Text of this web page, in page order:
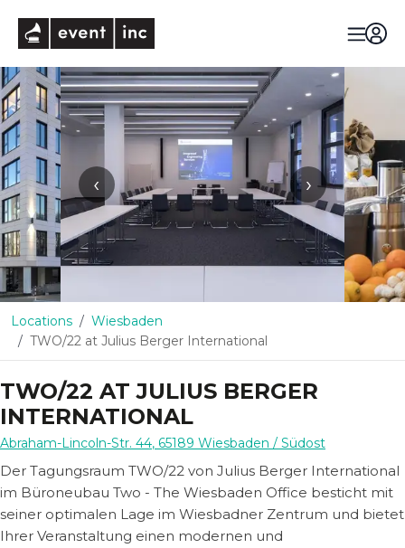
‹ ›
Locations
Wiesbaden
TWO/22 at Julius Berger International
TWO/22 AT JULIUS BERGER
INTERNATIONAL
Abraham-Lincoln-Str. 44, 65189 Wiesbaden / Südost
Der Tagungsraum TWO/22 von Julius Berger International
im Büroneubau Two - The Wiesbaden Office besticht mit
seiner optimalen Lage im Wiesbadner Zentrum und bietet
Ihrer Veranstaltung einen modernen und